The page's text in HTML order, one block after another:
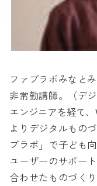
ファブラボみなと
非常勤講師。（デ
エンジニアを経て
よりデジタルもの
ブラボ」で子ども
ユーザーのサポー
合わせたものづく